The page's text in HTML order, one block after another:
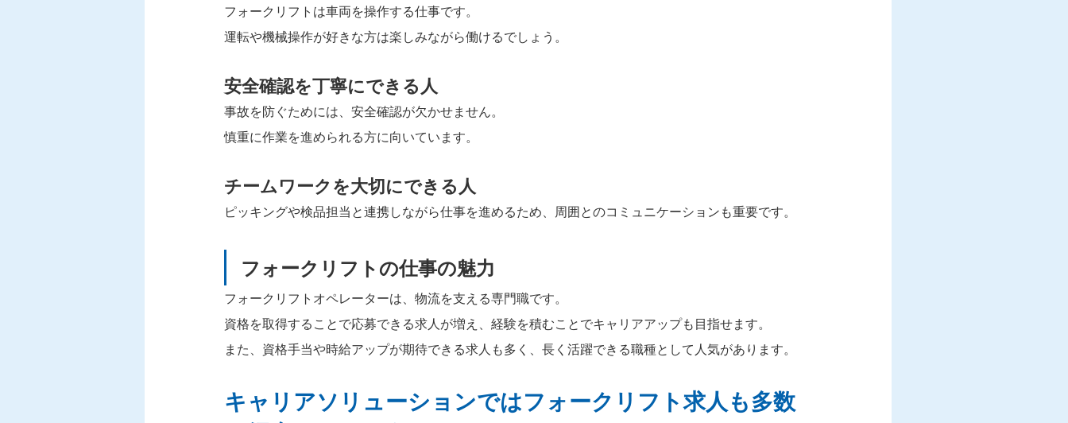
フォークリフトは車両を操作する仕事です。
運転や機械操作が好きな方は楽しみながら働けるでしょう。
安全確認を丁寧にできる人
事故を防ぐためには、安全確認が欠かせません。
慎重に作業を進められる方に向いています。
チームワークを大切にできる人
ピッキングや検品担当と連携しながら仕事を進めるため、周囲とのコミュニケーションも重要です。
フォークリフトの仕事の魅力
フォークリフトオペレーターは、物流を支える専門職です。
資格を取得することで応募できる求人が増え、経験を積むことでキャリアアップも目指せます。
また、資格手当や時給アップが期待できる求人も多く、長く活躍できる職種として人気があります。
キャリアソリューションではフォークリフト求人も多数